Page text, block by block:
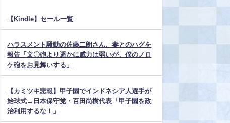
【Kindle】セール一覧
ハラスメント騒動の佐藤二朗さん、妻とのハグを
報告「文〇砲より遥かに威力は弱いが、僕のノロ
ケ砲をお見舞いする」
【カミツキ悲報】甲子園でインドネシア人選手が
始球式→日本保守党・百田尚樹代表「甲子園を政
治利用するな！」